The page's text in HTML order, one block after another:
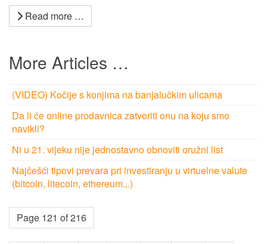
Read more …
More Articles …
(VIDEO) Kočije s konjima na banjalučkim ulicama
Da li će online prodavnica zatvoriti onu na koju smo
navikli?
Ni u 21. vijeku nije jednostavno obnoviti oružni list
Najčešći tipovi prevara pri investiranju u virtuelne valute
(bitcoin, litecoin, ethereum...)
Page 121 of 216